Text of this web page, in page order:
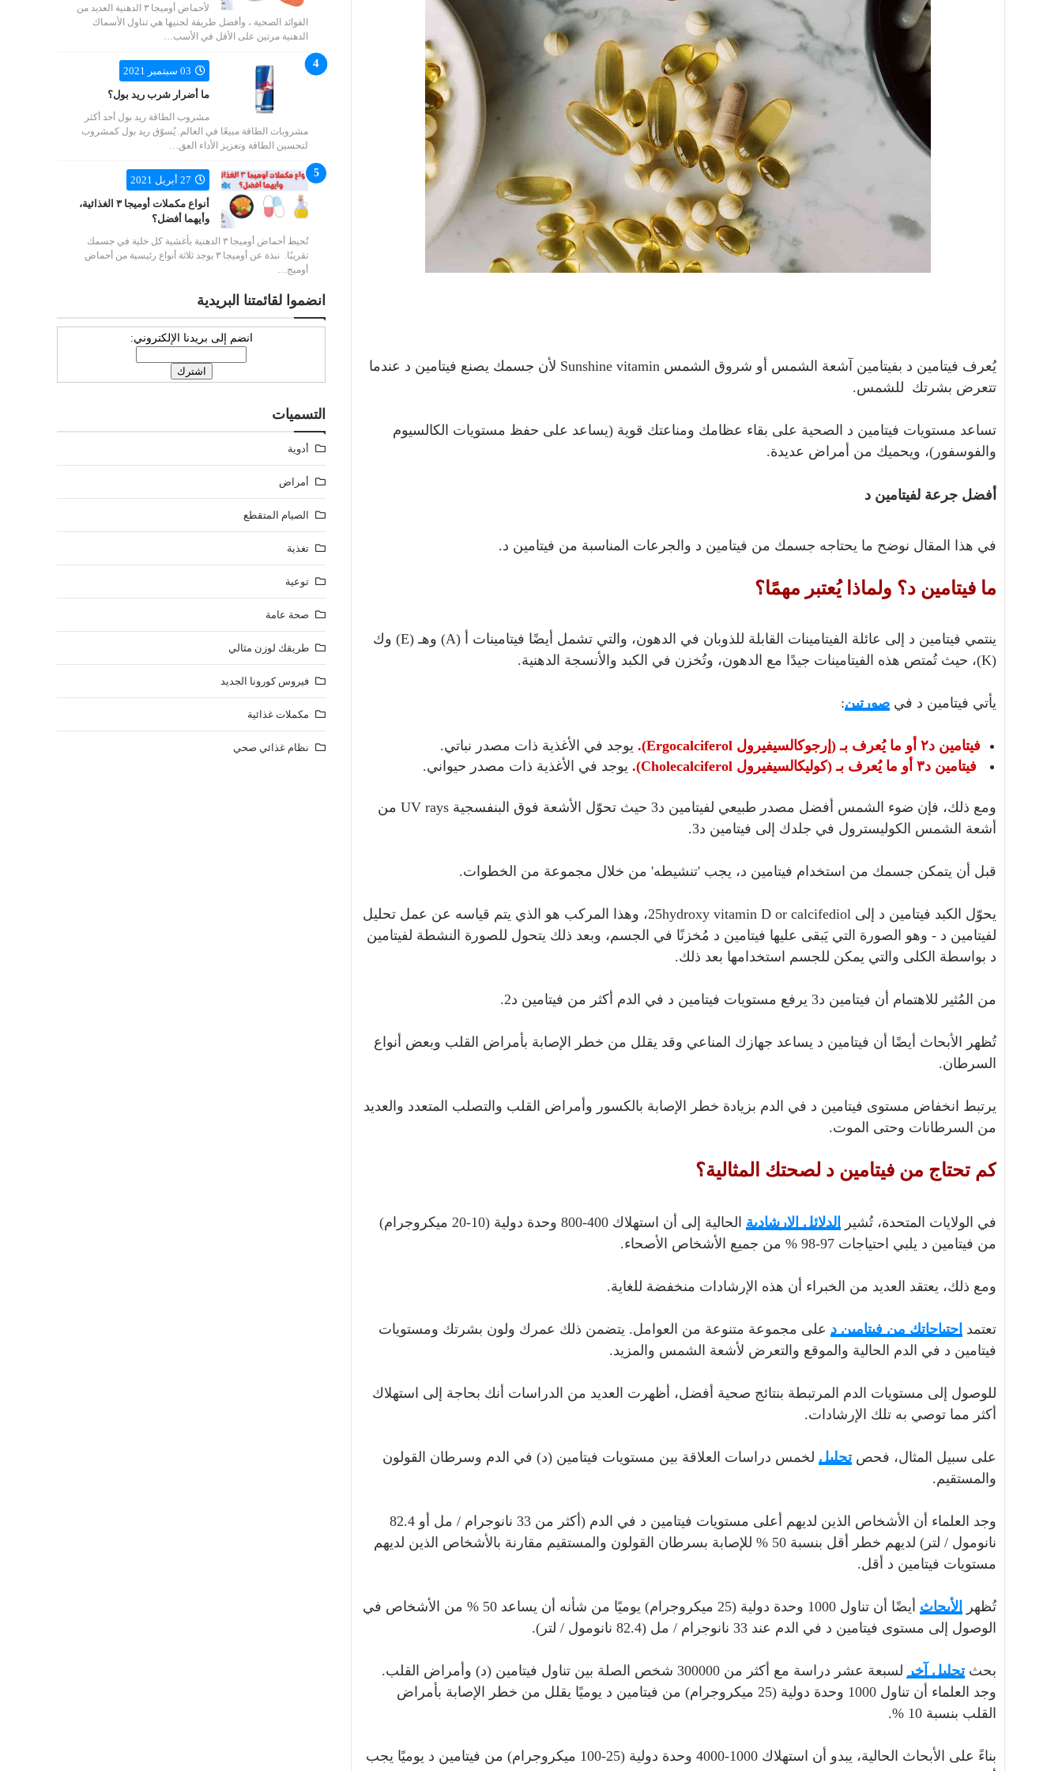
يُعرف فيتامين د بفيتامين آشعة الشمس أو شروق الشمس Sunshine vitamin لأن جسمك يصنع فيتامين د عندما
تتعرض بشرتك للشمس.
تساعد مستويات فيتامين د الصحية على بقاء عظامك ومناعتك قوية (يساعد على حفظ مستويات الكالسيوم
والفوسفور)، ويحميك من أمراض عديدة.
أفضل جرعة لفيتامين د
في هذا المقال نوضح ما يحتاجه جسمك من فيتامين د والجرعات المناسبة من فيتامين د.
ما فيتامين د؟ ولماذا يُعتبر مهمًا؟
ينتمي فيتامين د إلى عائلة الفيتامينات القابلة للذوبان في الدهون، والتي تشمل أيضًا فيتامينات أ (A) وهـ (E) وك
(K)، حيث تُمتص هذه الفيتامينات جيدًا مع الدهون، وتُخز
ن في الكبد والأنسجة الدهنية.
يأتي فيتامين د في صورتين:
فيتامين د٢ أو ما يُعرف بـ (إرجوكالسيفيرول Ergocalciferol).
يوجد في الأغذية ذات مصدر نباتي.
فيتامين د٣ أو ما يُعرف بـ (كوليكالسيفيرول Cholecalciferol).
يوجد في الأغذية ذات مصدر حيواني.
ومع ذلك، فإن ضوء الشمس أفضل مصدر طبيعي لفيتامين د3 حيث تحوّل الأشعة فوق البنفسجية UV rays من
أشعة الشمس الكوليسترول في جلدك إلى فيتامين د3.
قبل أن يتمكن جسمك من استخدام فيتامين د، يجب 'تنشيطه' من خلال مجموعة من الخطوات.
يحوّل الكبد فيتامين د إلى 25hydroxy vitamin D or calcifediol، وهذا المركب هو الذي يتم قياسه عن عمل تحليل
لفيتامين د - وهو الصورة التي يَبقى عليها فيتامين د مُخزنًا في الجسم، وبعد ذلك يتحول للصورة النشطة لفيتامين
د بواسطة الكلى والتي يمكن للجسم استخدامها بعد ذلك.
من المُثير للاهتمام أن فيتامين د3 يرفع مستويات فيتامين د في الدم أكثر من فيتامين د2.
تُظهر الأبحاث أيضًا أن فيتامين د يساعد جهازك المناعي وقد يقلل من خطر الإصابة بأمراض القلب وبعض أنواع
السرطان.
يرتبط انخفاض مستوى فيتامين د في الدم بزيادة خطر الإصابة بالكسور وأمراض القلب والتصلب المتعدد والعديد
من السرطانات وحتى الموت.
كم تحتاج من فيتامين د لصحتك المثالية؟
في الولايات المتحدة، تُشير الدلائل الإرشادية
الحالية إلى أن استهلاك 400-800 وحدة دولية (10-20 ميكروجرام)
من فيتامين د يلبي احتياجات 97-98 % من جميع الأشخاص الأصحاء.
ومع ذلك، يعتقد العديد من الخبراء أن هذه الإرشادات منخفضة للغاية.
تعتمد احتياجاتك من فيتامين د على مجموعة متنوعة من العوامل. يتضمن ذلك عمرك ولون بشرتك ومستويات
فيتامين د في الدم الحالية والموقع والتعرض لأشعة الشمس والمزيد.
للوصول إلى مستويات الدم المرتبطة بنتائج صحية أفضل، أظهرت العديد من الدراسات أنك بحاجة إلى استهلاك
أكثر مما توصي به تلك الإرشادات.
على سبيل المثال، فحصتحليل لخمس دراسات العلاقة بين مستويات فيتامين (د) في الدم وسرطان القولون
والمستقيم.
وجد العلماء أن الأشخاص الذين لديهم أعلى مستويات فيتامين د في الدم (أكثر من 33 نانوجرام / مل أو 82.4
نانومول / لتر) لديهم خطر أقل بنسبة 50 % للإصابة بسرطان القولون والمستقيم مقارنة بالأشخاص الذين لديهم
مستويات فيتامين د أقل.
تُظهر الأبحاث
أيضًا أن تناول 1000 وحدة دولية (25 ميكروجرام) يوميًا من شأنه أن يساعد 50 % من الأشخاص في
الوصول إلى مستوى فيتامين د في الدم عند 33 نانوجرام / مل (82.4 نانومول / لتر).
بحثتحليل آخر
لسبعة عشر دراسة مع أكثر من 300000 شخص الصلة بين تناول فيتامين (د) وأمراض القلب.
وجد العلماء أن تناول 1000 وحدة دولية (25 ميكروجرام) من فيتامين د يوميًا يقلل من خطر الإصابة بأمراض
القلب بنسبة 10 %.
بناءً على الأبحاث الحالية، يبدو أن استهلاك 1000-4000 وحدة دولية (25-100 ميكروجرام) من فيتامين د يوميًا يجب
لأحماض أوميجا ٣ الدهنية العديد من
الفوائد الصحية ، وأفضل طريقة لجنيها هي تناول الأسماك
الدهنية مرتين على الأقل في الأسب…
03 سبتمبر 2021
ما أضرار شرب ريد بول؟
مشروب الطاقة ريد بول أحد أكثر
مشروبات الطاقة مبيعًا في العالم. يُسوّق ريد بول كمشروب
لتحسين الطاقة وتعزيز الأداء العق…
27 أبريل 2021
أنواع مكملات أوميجا ٣ الغذائية،
وأيهما أفضل؟
تُحيط أحماض أوميجا ٣ الدهنية بأغشية كل خلية في جسمك
تقريبًا. نبذة عن أوميجا ٣ يوجد ثلاثة أنواع رئيسية من أحماض
أوميج…
انضموا لقائمتنا البريدية
انضم إلى بريدنا الإلكتروني:
التسميات
أدوية
أمراض
الصيام المتقطع
تغذية
توعية
صحة عامة
طريقك لوزن مثالي
فيروس كورونا الجديد
مكملات غذائية
نظام غذائي صحي